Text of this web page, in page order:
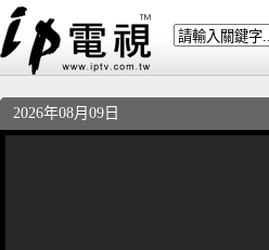
2026年08月09日